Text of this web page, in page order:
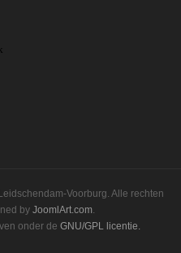
Voorburg. Alle rechten
by JoomlArt.com.
onder de GNU/GPL licentie.